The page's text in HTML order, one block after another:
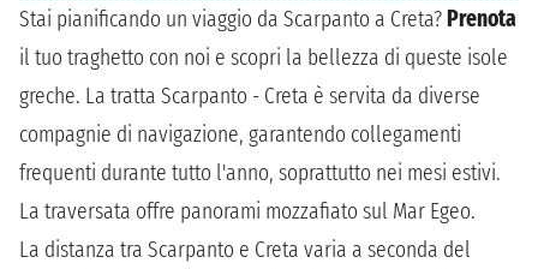
Stai pianificando un viaggio da Scarpanto a Creta?Prenota
il tuo traghetto con noi e scopri la bellezza di queste isole
greche. La tratta Scarpanto - Creta è servita da diverse
compagnie di navigazione, garantendo collegamenti
frequenti durante tutto l'anno, soprattutto nei mesi estivi.
La traversata offre panorami mozzafiato sul Mar Egeo.
La distanza tra Scarpanto e Creta varia a seconda del